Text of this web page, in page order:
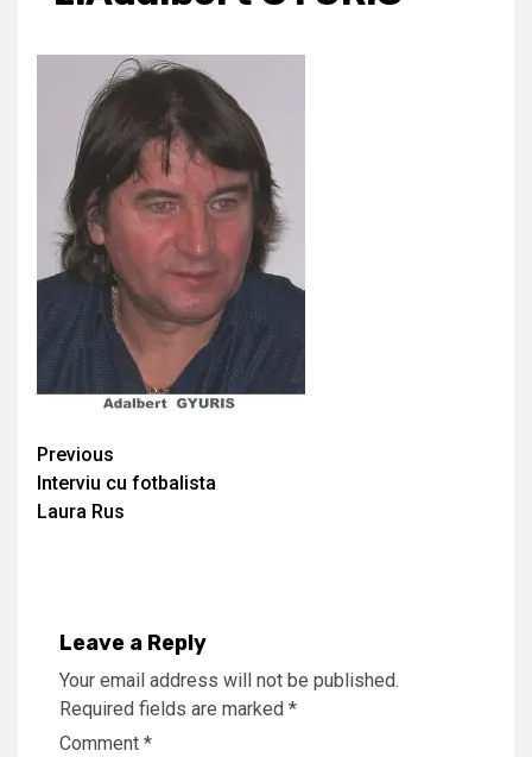
Continue
Reading
Previous
Interviu cu fotbalista
Laura Rus
Leave a Reply
Your email address will not be published.
Required fields are marked *
Comment *